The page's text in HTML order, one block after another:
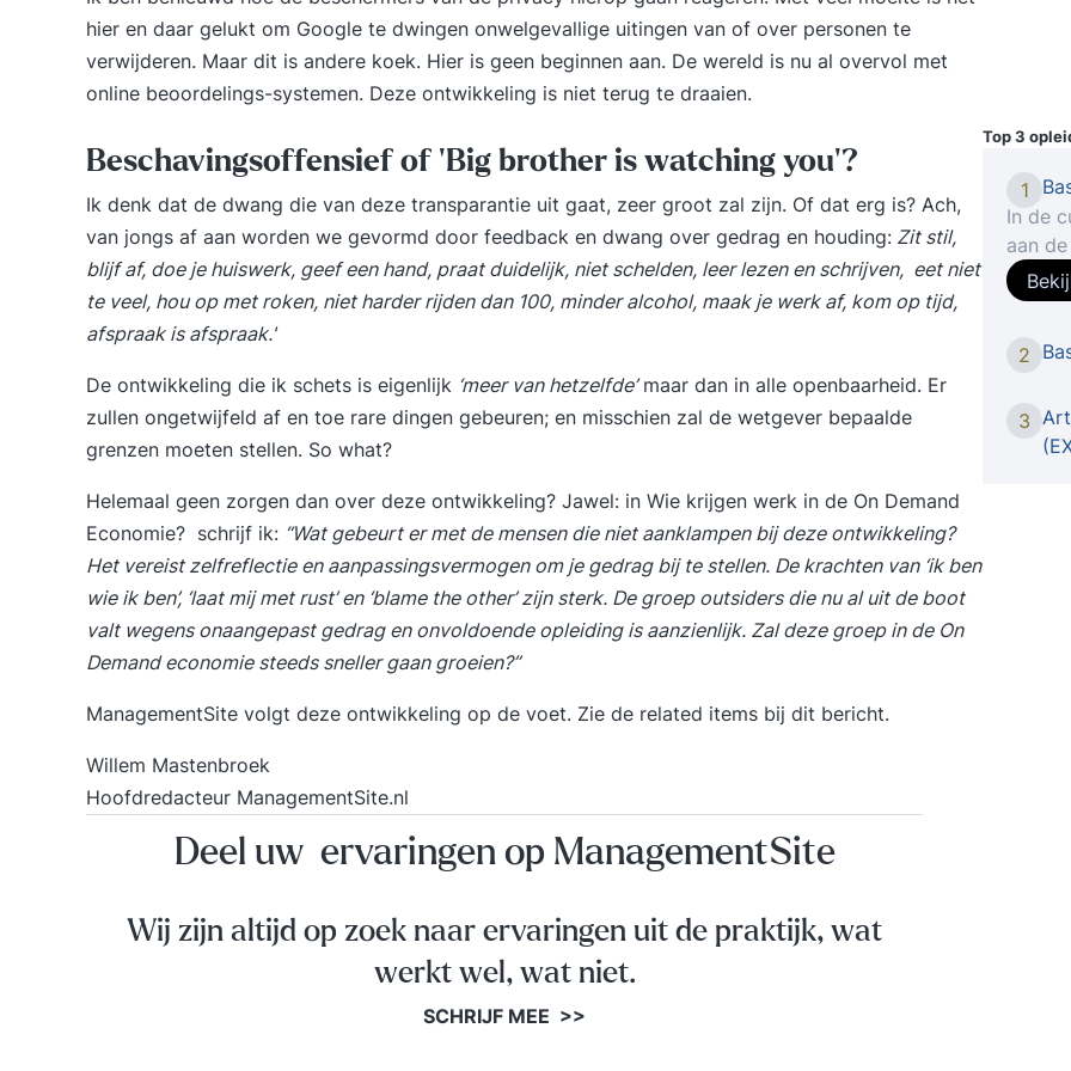
hier en daar gelukt om Google te dwingen onwelgevallige uitingen van of over personen te
verwijderen. Maar dit is andere koek. Hier is geen beginnen aan. De wereld is nu al overvol met
online beoordelings-systemen. Deze ontwikkeling is niet terug te draaien.
Beschavingsoffensief of 'Big brother is watching you'?
Ik denk dat de dwang die van deze transparantie uit gaat, zeer groot zal zijn. Of dat erg is? Ach,
van jongs af aan worden we gevormd door feedback en dwang over gedrag en houding: Zit stil,
blijf af, doe je huiswerk, geef een hand, praat duidelijk, niet schelden, leer lezen en schrijven, eet niet
te veel, hou op met roken, niet harder rijden dan 100, minder alcohol, maak je werk af, kom op tijd,
afspraak is afspraak.'
De ontwikkeling die ik schets is eigenlijk ‘meer van hetzelfde’maar dan in alle openbaarheid. Er
zullen ongetwijfeld af en toe rare dingen gebeuren; en misschien zal de wetgever bepaalde
grenzen moeten stellen. So what?
Helemaal geen zorgen dan over deze ontwikkeling? Jawel: in Wie krijgen werk in de On Demand
Economie? schrijf ik: “Wat gebeurt er met de mensen die niet aanklampen bij deze ontwikkeling?
Het vereist zelfreflectie en aanpassingsvermogen om je gedrag bij te stellen. De krachten van ‘ik ben
wie ik ben’, ‘laat mij met rust’ en ‘blame the other’ zijn sterk. De groep outsiders die nu al uit de boot
valt wegens onaangepast gedrag en onvoldoende opleiding is aanzienlijk. Zal deze groep in de On
Demand economie steeds sneller gaan groeien?”
ManagementSite volgt deze ontwikkeling op de voet. Zie de related items bij dit bericht.
Willem Mastenbroek
Hoofdredacteur ManagementSite.nl
Top 3
1
In de
aan
2
3
Deel uw ervaringen op ManagementSite
Wij zijn altijd op zoek naar ervaringen uit de praktijk, wat
werkt wel, wat niet.
SCHRIJF MEE >>